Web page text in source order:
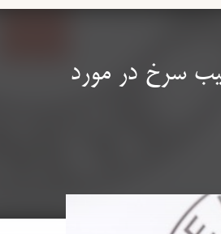
سرخ در مورد